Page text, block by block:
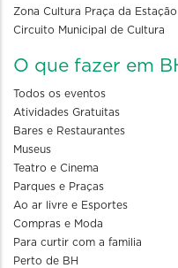
Zona Cultura Praça da Estação
Circuito Municipal de Cultura
O que fazer em
Todos os eventos
Atividades Gratuitas
Bares e Restaurantes
Museus
Teatro e Cinema
Parques e Praças
Ao ar livre e Esportes
Compras e Moda
Para curtir com a familia
Perto de BH